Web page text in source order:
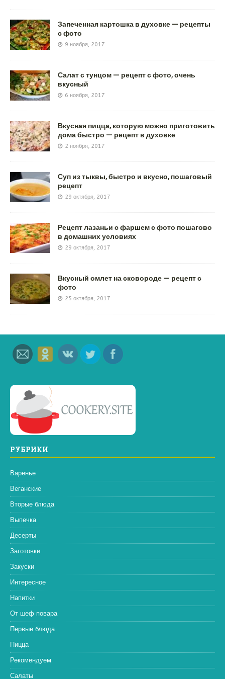
Запеченная картошка в духовке — рецепты
с фото
9 ноября, 2017
Салат с тунцом — рецепт с фото, очень
вкусный
6 ноября, 2017
Вкусная пицца, которую можно приготовить
дома быстро — рецепт в духовке
2 ноября, 2017
Суп из тыквы, быстро и вкусно, пошаговый
рецепт
29 октября, 2017
Рецепт лазаньи с фаршем с фото пошагово
в домашних условиях
29 октября, 2017
Вкусный омлет на сковороде — рецепт с
фото
25 октября, 2017
РУБРИКИ
Варенье
Веганские
Вторые блюда
Выпечка
Десерты
Заготовки
Закуски
Интересное
Напитки
От шеф повара
Первые блюда
Пицца
Рекомендуем
Салаты